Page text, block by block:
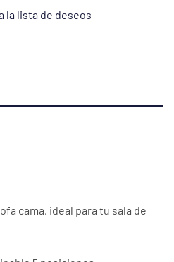
la lista de deseos
cama, ideal para tu sala de